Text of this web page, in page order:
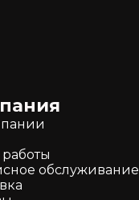
обслуживание